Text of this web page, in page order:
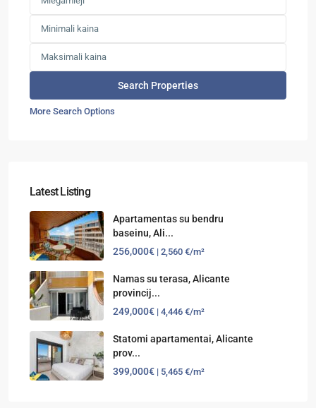
More Search Options
Latest Listing
Apartamentas su bendru
baseinu, Ali...
256,000€ | 2,560 €/m²
Namas su terasa, Alicante
provincij...
249,000€ | 4,446 €/m²
Statomi apartamentai, Alicante
prov...
399,000€ | 5,465 €/m²